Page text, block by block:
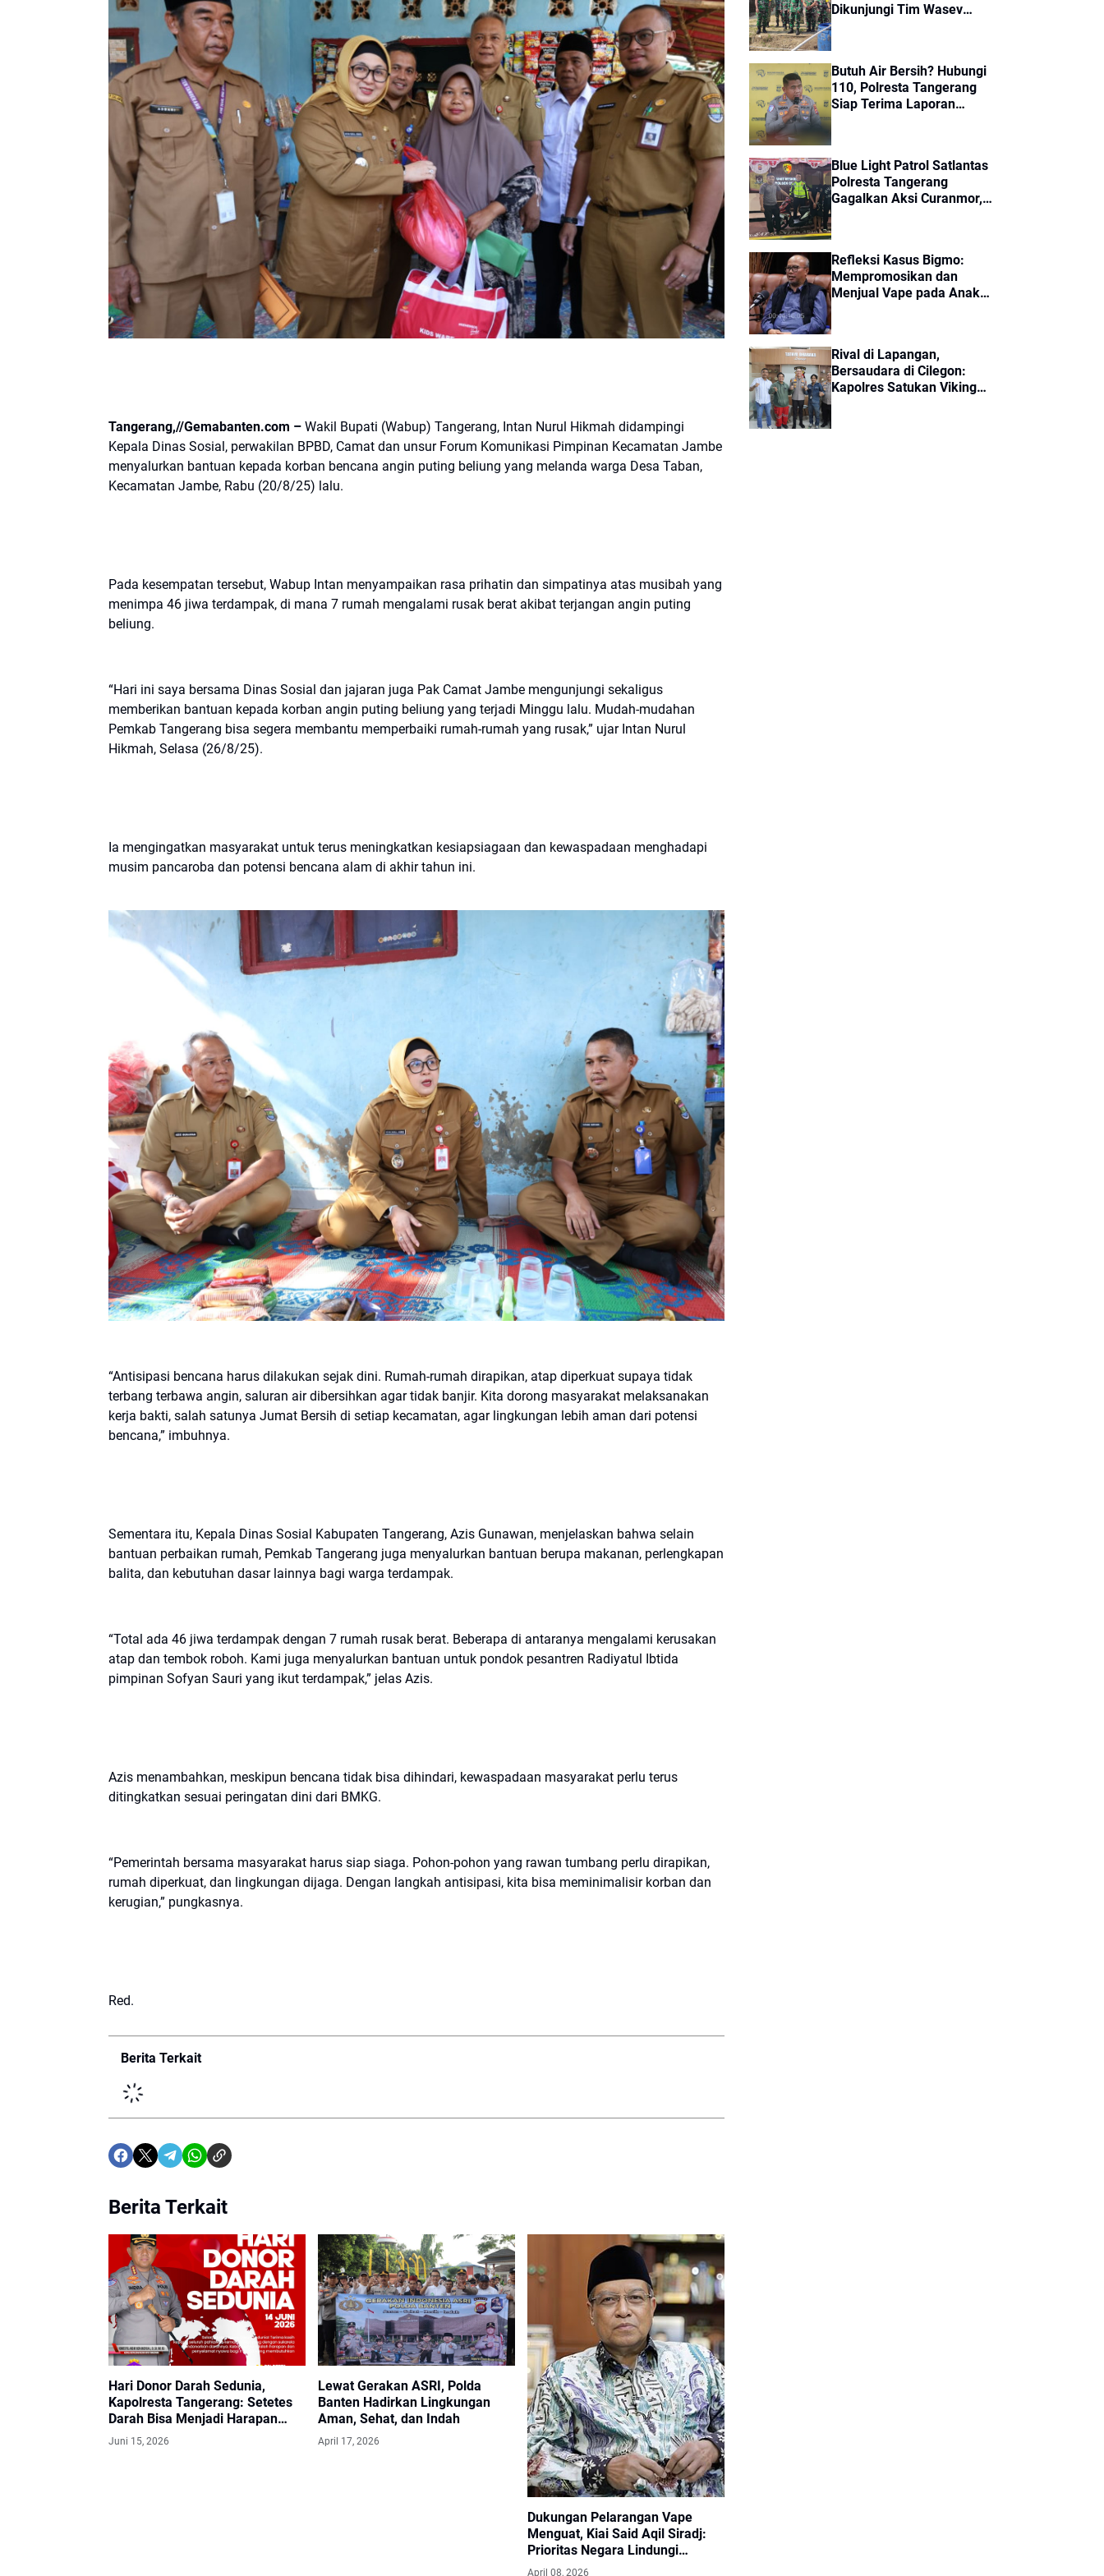
Tangerang,//Gemabanten.com – Wakil Bupati (Wabup) Tangerang, Intan Nurul Hikmah didampingi
Kepala Dinas Sosial, perwakilan BPBD, Camat dan unsur Forum Komunikasi Pimpinan Kecamatan Jambe
menyalurkan bantuan kepada korban bencana angin puting beliung yang melanda warga Desa Taban,
Kecamatan Jambe, Rabu (20/8/25) lalu.
Pada kesempatan tersebut, Wabup Intan menyampaikan rasa prihatin dan simpatinya atas musibah yang
menimpa 46 jiwa terdampak, di mana 7 rumah mengalami rusak berat akibat terjangan angin puting
beliung.
“Hari ini saya bersama Dinas Sosial dan jajaran juga Pak Camat Jambe mengunjungi sekaligus
memberikan bantuan kepada korban angin puting beliung yang terjadi Minggu lalu. Mudah-mudahan
Pemkab Tangerang bisa segera membantu memperbaiki rumah-rumah yang rusak,” ujar Intan Nurul
Hikmah, Selasa (26/8/25).
Ia mengingatkan masyarakat untuk terus meningkatkan kesiapsiagaan dan kewaspadaan menghadapi
musim pancaroba dan potensi bencana alam di akhir tahun ini.
“Antisipasi bencana harus dilakukan sejak dini. Rumah-rumah dirapikan, atap diperkuat supaya tidak
terbang terbawa angin, saluran air dibersihkan agar tidak banjir. Kita dorong masyarakat melaksanakan
kerja bakti, salah satunya Jumat Bersih di setiap kecamatan, agar lingkungan lebih aman dari potensi
bencana,” imbuhnya.
Sementara itu, Kepala Dinas Sosial Kabupaten Tangerang, Azis Gunawan, menjelaskan bahwa selain
bantuan perbaikan rumah, Pemkab Tangerang juga menyalurkan bantuan berupa makanan, perlengkapan
balita, dan kebutuhan dasar lainnya bagi warga terdampak.
“Total ada 46 jiwa terdampak dengan 7 rumah rusak berat. Beberapa di antaranya mengalami kerusakan
atap dan tembok roboh. Kami juga menyalurkan bantuan untuk pondok pesantren Radiyatul Ibtida
pimpinan Sofyan Sauri yang ikut terdampak,” jelas Azis.
Azis menambahkan, meskipun bencana tidak bisa dihindari, kewaspadaan masyarakat perlu terus
ditingkatkan sesuai peringatan dini dari BMKG.
“Pemerintah bersama masyarakat harus siap siaga. Pohon-pohon yang rawan tumbang perlu dirapikan,
rumah diperkuat, dan lingkungan dijaga. Dengan langkah antisipasi, kita bisa meminimalisir korban dan
kerugian,” pungkasnya.
Red.
Berita Terkait
Berita Terkait
Hari Donor Darah Sedunia,
Kapolresta Tangerang: Setetes
Darah Bisa Menjadi Harapan
Hidup
Juni 15, 2026
Lewat Gerakan ASRI, Polda
Banten Hadirkan Lingkungan
Aman, Sehat, dan Indah
April 17, 2026
Dukungan Pelarangan Vape
Menguat, Kiai Said Aqil Siradj:
Prioritas Negara Lindungi
Generasi Bangsa
April 08, 2026
Dikunjungi Tim Wasev
Butuh Air Bersih? Hubungi
110, Polresta Tangerang
Siap Terima Laporan
Blue Light Patrol Satlantas
Polresta Tangerang
Gagalkan Aksi Curanmor,
Refleksi Kasus Bigmo:
Mempromosikan dan
Menjual Vape pada Anak
Rival di Lapangan,
Bersaudara di Cilegon:
Kapolres Satukan Viking